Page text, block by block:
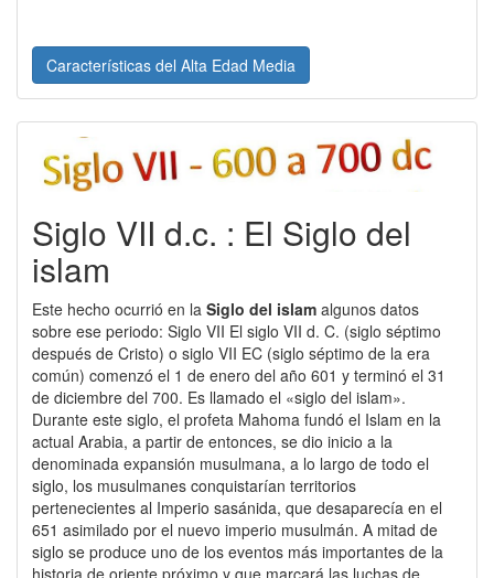
Características del Alta Edad Media
Siglo VII d.c. : El Siglo del
islam
Este hecho ocurrió en la Siglo del islam algunos datos
sobre ese periodo: Siglo VII El siglo VII d. C. (siglo séptimo
después de Cristo) o siglo VII EC (siglo séptimo de la era
común) comenzó el 1 de enero del año 601 y terminó el 31
de diciembre del 700. Es llamado el «siglo del islam».
Durante este siglo, el profeta Mahoma fundó el Islam en la
actual Arabia, a partir de entonces, se dio inicio a la
denominada expansión musulmana, a lo largo de todo el
siglo, los musulmanes conquistarían territorios
pertenecientes al Imperio sasánida, que desaparecía en el
651 asimilado por el nuevo imperio musulmán. A mitad de
siglo se produce uno de los eventos más importantes de la